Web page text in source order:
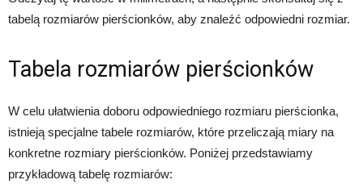
tabelą rozmiarów pierścionków, aby znaleźć odpowiedni rozmiar.
Tabela rozmiarów pierścionków
W celu ułatwienia doboru odpowiedniego rozmiaru pierścionka,
istnieją specjalne tabele rozmiarów, które przeliczają miary na
konkretne rozmiary pierścionków. Poniżej przedstawiamy
przykładową tabelę rozmiarów: